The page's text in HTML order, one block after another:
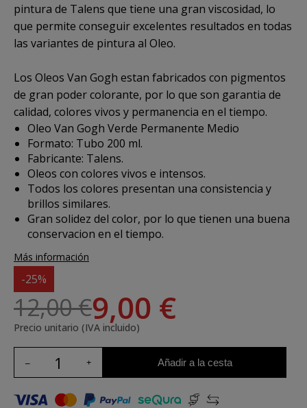
pintura de Talens que tiene una gran viscosidad, lo
que permite conseguir excelentes resultados en todas
las variantes de pintura al Oleo.
Los Oleos Van Gogh estan fabricados con pigmentos
de gran poder colorante, por lo que son garantia de
calidad, colores vivos y permanencia en el tiempo.
Oleo Van Gogh Verde Permanente Medio
Formato: Tubo 200 ml.
Fabricante: Talens.
Oleos con colores vivos e intensos.
Todos los colores presentan una consistencia y
brillos similares.
Gran solidez del color, por lo que tienen una buena
conservacion en el tiempo.
Más información
-25%
12,00 €9,00 €
Precio unitario (IVA incluido)
Añadir a la cesta